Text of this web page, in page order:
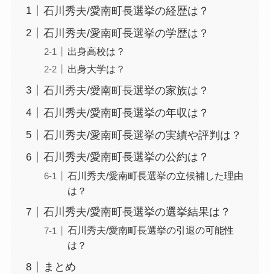
石川秀夫/愛南町長選挙の経歴は？
石川秀夫/愛南町長選挙の学歴は？
出身高校は？
出身大学は？
石川秀夫/愛南町長選挙の家族は？
石川秀夫/愛南町長選挙の年収は？
石川秀夫/愛南町長選挙の実績や評判は？
石川秀夫/愛南町長選挙の公約は？
石川秀夫/愛南町長選挙の立候補した理由
は？
石川秀夫/愛南町長選挙の選挙結果は？
石川秀夫/愛南町長選挙の引退の可能性
は？
まとめ